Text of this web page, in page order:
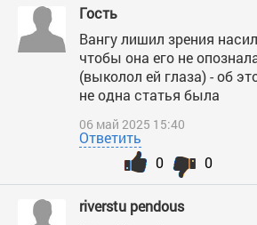
Гость
Вангу лишил зрения
чтобы она его не
(выколол ей глаза) - об
не одна статья была
06 май 2025 15:40
Ответить
0
0
riverstu pendous